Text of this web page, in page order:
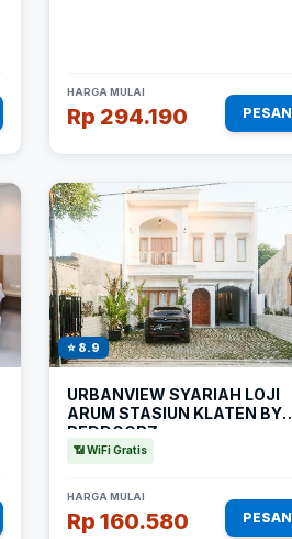
HARGA MULAI
Rp 294.190 PESAN
⭐ 8.9
URBANVIEW SYARIAH LOJI
ARUM STASIUN KLATEN BY
REDDOORZ
📶 WiFi Gratis
HARGA MULAI
Rp 160.580 PESAN